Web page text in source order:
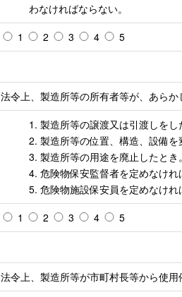
わなければならない。
1 2 3 4 5
法令上、製造所等の所有者等が、あら
1. 製造所等の譲渡又は引渡しをし
2. 製造所等の位置、構造、設備
3. 製造所等の用途を廃止したとき。
4. 危険物保安監督者を定めなけれ
5. 危険物施設保安員を定めなけれ
1 2 3 4 5
法令上、製造所等が市町村長等から使